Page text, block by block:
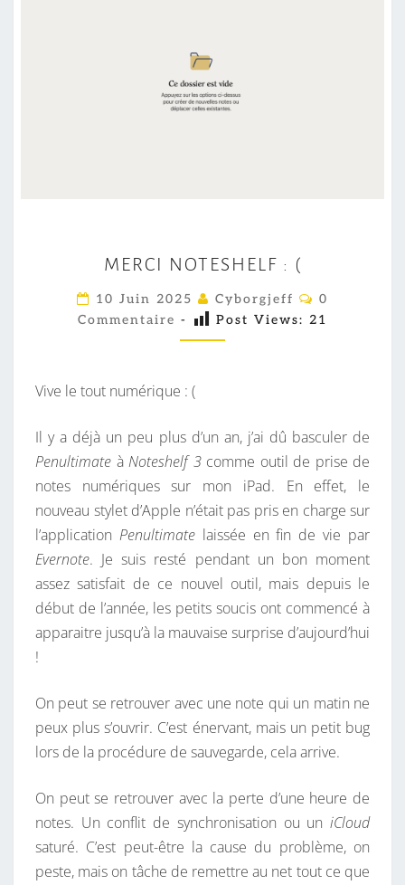
E
R
C
I
E
S
H
E
L
F
:
(
MERCI NOTESHELF : (
10 Juin 2025 Cyborgjeff
C
M
E
0
Commentaire - Post Views: 21
Vive le tout numérique : (
Il y a déjà un peu plus d’un an, j’ai dû basculer de
Penultimate à Noteshelf 3comme outil de prise de
notes numériques sur mon iPad. En effet, le
nouveau stylet d’Apple n’était pas pris en charge sur
l’application Penultimatelaissée en fin de vie par
Evernote. Je suis resté pendant un bon moment
assez satisfait de ce nouvel outil, mais depuis le
début de l’année, les petits soucis ont commencé à
apparaitre jusqu’à la mauvaise surprise d’aujourd’hui
!
On peut se retrouver avec une note qui un matin ne
peux plus s’ouvrir. C’est énervant, mais un petit bug
lors de la procédure de sauvegarde, cela arrive.
On peut se retrouver avec la perte d’une heure de
notes. Un conflit de synchronisation ou un iCloud
saturé. C’est peut-être la cause du problème, on
peste, mais on tâche de remettre au net tout ce que